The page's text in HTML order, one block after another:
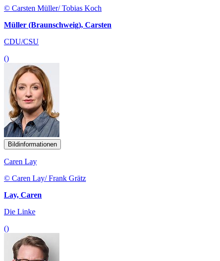
© Carsten Müller/ Tobias Koch
Müller (Braunschweig), Carsten
CDU/CSU
()
Bildinformationen
Caren Lay
© Caren Lay/ Frank Grätz
Lay, Caren
Die Linke
()